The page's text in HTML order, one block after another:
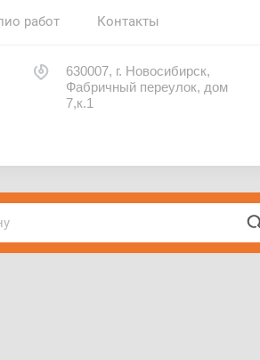
работ Контакты
630007, г. Новосибирск,
Фабричный переулок, дом
7,к.1